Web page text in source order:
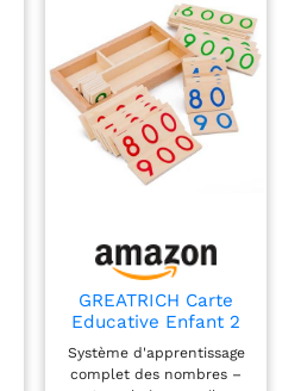
GREATRICH Carte
Educative Enfant 2
Ans, Boite a Outils
Montessori en Bois,
Jeu Educatif Enfant
Système d'apprentissage
complet des nombres –